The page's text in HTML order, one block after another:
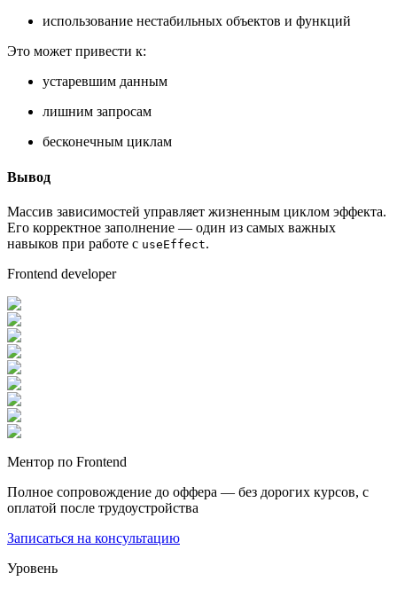
использование нестабильных объектов и функций
Это может привести к:
устаревшим данным
лишним запросам
бесконечным циклам
Вывод
Массив зависимостей управляет жизненным циклом эффекта.
Его корректное заполнение — один из самых важных
навыков при работе с useEffect.
Frontend developer
Ментор по Frontend
Полное сопровождение до оффера — без дорогих курсов, с
оплатой после трудоустройства
Записаться на консультацию
Уровень